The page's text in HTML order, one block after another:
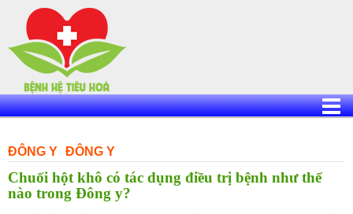
content
ĐÔNG Y ĐÔNG Y
Chuối hột khô có tác dụng điều trị bệnh như thế
nào trong Đông y?